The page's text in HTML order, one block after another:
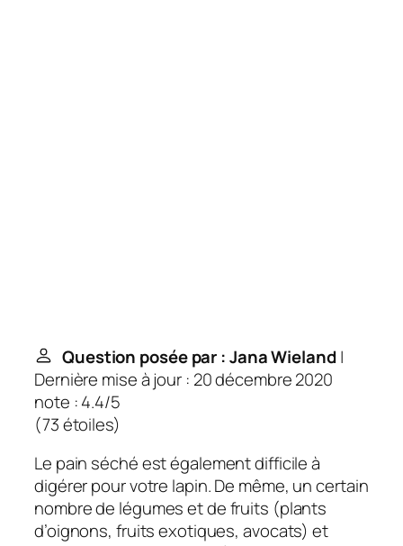
Question posée par : Jana Wieland|
Dernière mise à jour : 20 décembre 2020
note : 4.4/5
(73 étoiles)
Le pain séché est également difficile à
digérer pour votre lapin. De même, un certain
nombre de légumes et de fruits (plants
d’oignons, fruits exotiques, avocats) et